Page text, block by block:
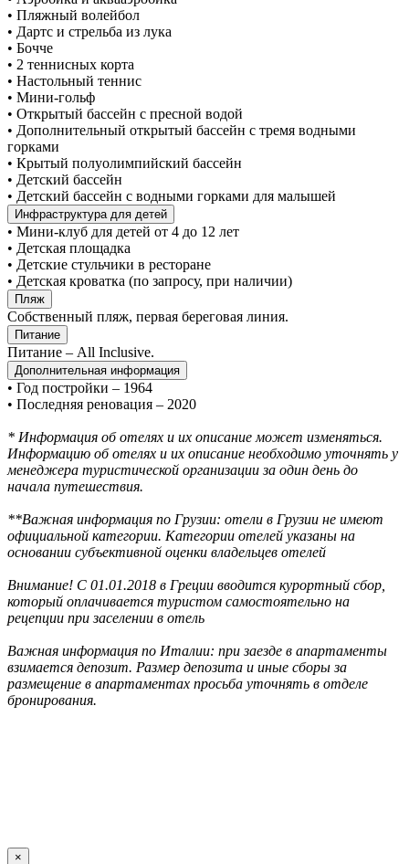
• Пляжный волейбол
• Дартс и стрельба из лука
• Бочче
• 2 теннисных корта
• Настольный теннис
• Мини-гольф
• Открытый бассейн с пресной водой
• Дополнительный открытый бассейн с тремя водными
горками
• Крытый полуолимпийский бассейн
• Детский бассейн
• Детский бассейн с водными горками для малышей
Инфраструктура для детей
• Мини-клуб для детей от 4 до 12 лет
• Детская площадка
• Детские стульчики в ресторане
• Детская кроватка (по запросу, при наличии)
Пляж
Собственный пляж, первая береговая линия.
Питание
Питание – All Inclusive.
Дополнительная информация
• Год постройки – 1964
• Последняя реновация – 2020
* Информация об отелях и их описание может изменяться.
Информацию об отелях и их описание необходимо уточнять у
менеджера туристической организации за один день до
начала путешествия.
**Важная информация по Грузии: отели в Грузии не имеют
официальной категории. Категории отелей указаны на
основании субъективной оценки владельцев отелей
Внимание! С 01.01.2018 в Греции вводится курортный сбор,
который оплачивается туристом самостоятельно на
рецепции при заселении в отель
Важная информация по Италии: при заезде в апартаменты
взимается депозит. Размер депозита и иные сборы за
размещение в апартаментах просьба уточнять в отделе
бронирования.
×